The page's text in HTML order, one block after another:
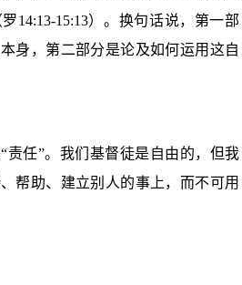
14:13-15:13）。换句话说，第一部
身，第二部分是论及如何运用这自
责任”。我们基督徒是自由的，但我
帮助、建立别人的事上，而不可用